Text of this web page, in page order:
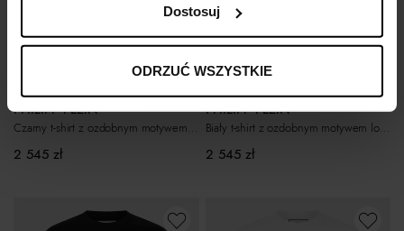
Dostosuj
ODRZUĆ WSZYSTKIE
PHILIPP PLEIN
Czarny t-shirt z ozdobnym motywem lodów
2 545 zł
Nowość
PHILIPP PLEIN
Biały t-shirt z ozdobnym motywem lodów
2 545 zł